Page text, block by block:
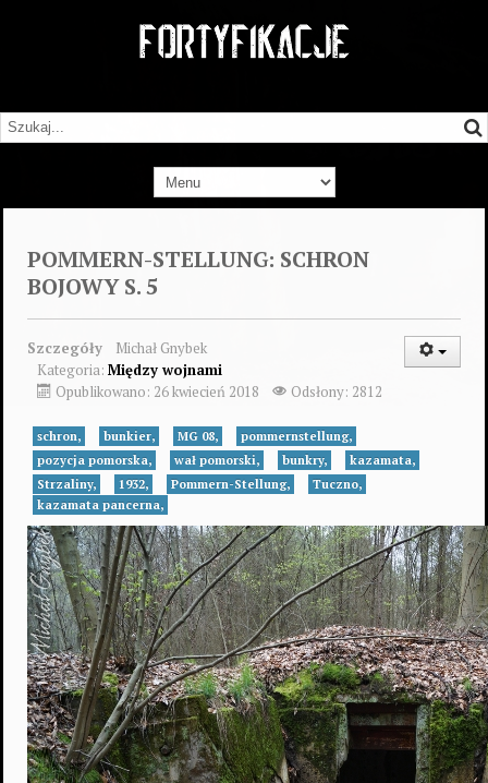
POMMERN-STELLUNG: SCHRON
BOJOWY S. 5
Szczegóły
Michał Gnybek
Kategoria: Między wojnami
Opublikowano: 26 kwiecień 2018
Odsłony: 2812
schron, bunkier, MG 08,
pommernstellung,
pozycja pomorska,
wał pomorski, bunkry,
kazamata,
Strzaliny,
1932, Pommern-Stellung,
Tuczno,
kazamata pancerna,